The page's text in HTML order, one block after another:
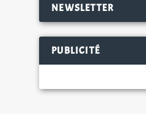
NEWSLETTER
PUBLICITÉ